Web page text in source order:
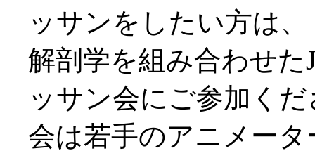
ッサンをしたい方は
解剖学を組み合わせた
ッサン会にご参加く
会は若手のアニメー